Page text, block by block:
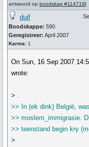
antwoord op boodskap #114719]
duif
Boodskappe: 590
Geregistreer: April 2007
Karma: 1
On Sun, 16 Sep 2007
wrote:
> .
>> In (ek dink) België,
>> moslem_immigrasie.
>> teenstand begin kry
>